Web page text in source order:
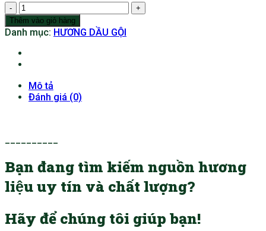
DẦU
GỘI
HƯƠNG
NƯỚC
HOA
số
Thêm vào giỏ hàng
Danh mục: HƯƠNG DẦU GỘI
Mô tả
Đánh giá (0)
Bạn đang tìm kiếm nguồn hương
liệu uy tín và chất lượng?
Hãy để chúng tôi giúp bạn!